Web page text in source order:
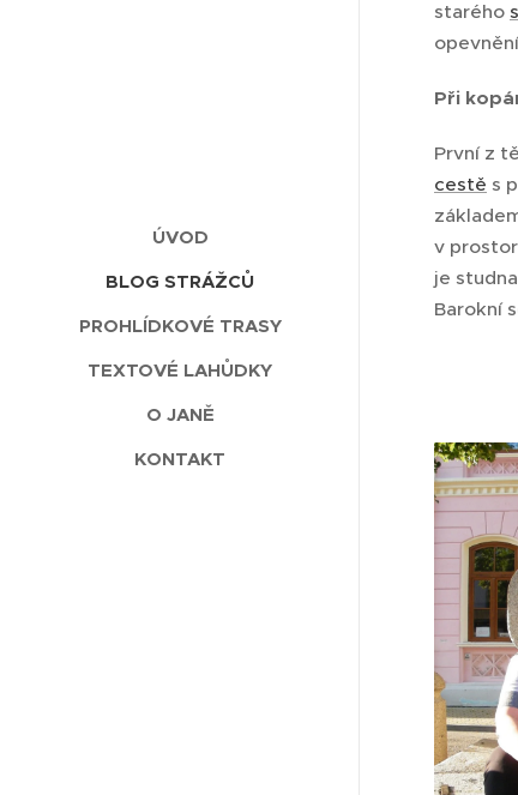
ÚVOD
BLOG STRÁŽCŮ
PROHLÍDKOVÉ TRASY
TEXTOVÉ LAHŮDKY
O JANĚ
KONTAKT
starého
Při
První z
cestě s
v
je
Barokní